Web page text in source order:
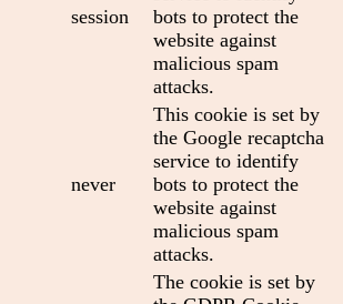
session
bots to protect the
website against
malicious spam
attacks.
never
This cookie is set by
the Google recaptcha
service to identify
bots to protect the
website against
malicious spam
attacks.
The cookie is set by